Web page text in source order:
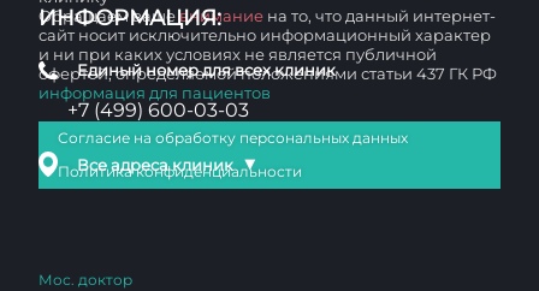
ИНФОРМАЦИЯ:
Единый номер для всех клиник
+7 (499) 600-03-03
Все адреса клиник ▼
Обращаем вашевнимание на то, что данный интернет-
сайт носит исключительно информационный характер
и ни при каких условиях не является публичной
офертой, определяемой положениями статьи 437 ГК РФ
информация для пациентов
Согласие на обработку персональных данных
Политика конфиденциальности
Мос. доктор